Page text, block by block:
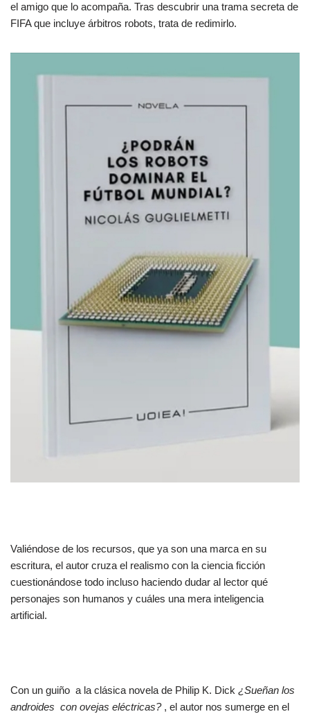
el amigo que lo acompaña. Tras descubrir una trama secreta de
FIFA que incluye árbitros robots, trata de redimirlo.
Valiéndose de los recursos, que ya son una marca en su
escritura, el autor cruza el realismo con la ciencia ficción
cuestionándose todo incluso haciendo dudar al lector qué
personajes son humanos y cuáles una mera inteligencia
artificial.
Con un guiño a la clásica novela de Philip K. Dick ¿Sueñan los
androides con ovejas eléctricas? , el autor nos sumerge en el